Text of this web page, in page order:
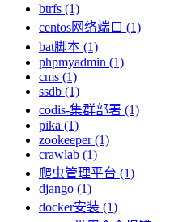
btrfs (1)
centos网络端口 (1)
bat脚本 (1)
phpmyadmin (1)
cms (1)
ssdb (1)
codis-集群部署 (1)
pika (1)
zookeeper (1)
crawlab (1)
爬虫管理平台 (1)
django (1)
docker安装 (1)